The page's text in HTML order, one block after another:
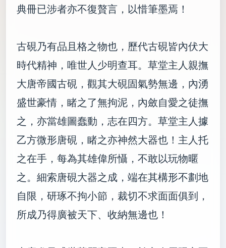
典冊已涉者亦不復贅言，以惜筆墨焉！
古硯乃有品且格之物也，歷代古硯皆內伏大
時代精神，唯世人少明查耳。草堂主人親撫
大唐帝國古硯，觀其大硯固氣勢無邊，內湧
盛世豪情，睹之了無拘泥，內斂自愛之徒撫
之，亦當雄圖蠢動，志在四方。草堂主人據
乙方微形唐硯，睹之亦神然大器也！主人托
之在手，每為其雄偉所懾，不敢以玩物暱
之。細索唐硯大器之成，端在其構形不劃地
自限，研琢不拘小節，裁切不求面面俱到，
所成乃得廣被天下、收納無邊也！